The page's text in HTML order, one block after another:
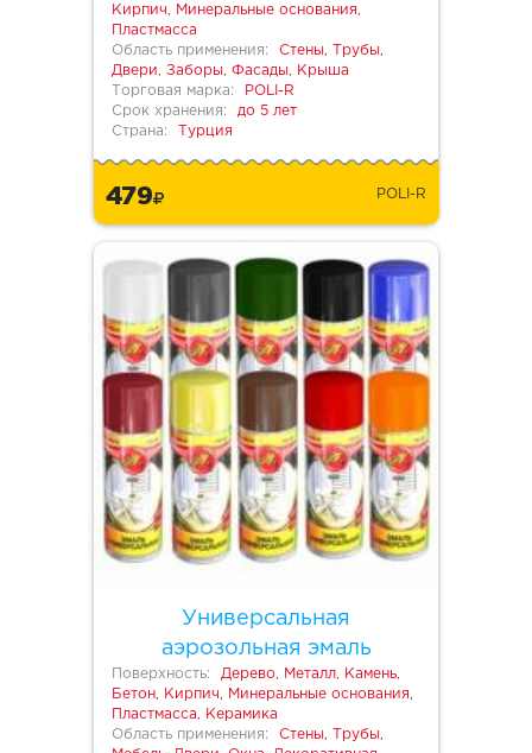
Кирпич, Минеральные основания,
Пластмасса
Область применения:
Стены, Трубы,
Двери, Заборы, Фасады, Крыша
Торговая марка:
POLI-R
Срок хранения:
до 5 лет
Страна:
Турция
479 POLI-R
Универсальная
аэрозольная эмаль
Поверхность:
Дерево, Металл, Камень,
Бетон, Кирпич, Минеральные основания,
Пластмасса, Керамика
Область применения:
Стены, Трубы,